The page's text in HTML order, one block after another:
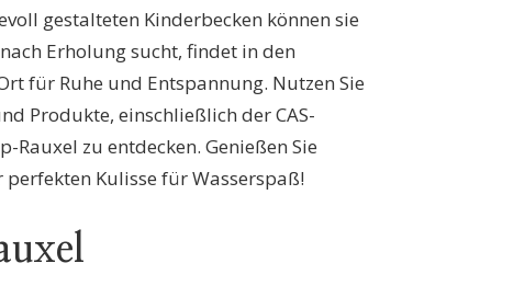
gestalteten Kinderbecken können sie
Erholung sucht, findet in den
für Ruhe und Entspannung. Nutzen Sie
Produkte, einschließlich der CAS-
zu entdecken. Genießen Sie
Kulisse für Wasserspaß!